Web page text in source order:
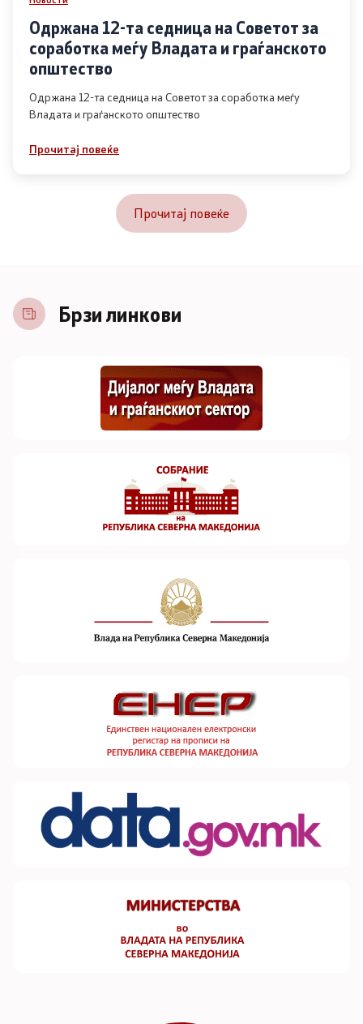
Одржана 12-та седница на Советот за
соработка меѓу Владата и граѓанското
општество
Одржана 12-та седница на Советот за соработка меѓу
Владата и граѓанското општество
Прочитај повеќе
Прочитај повеќе
Брзи линкови